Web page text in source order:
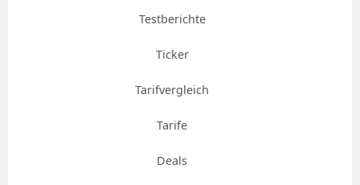
Testberichte
Ticker
Tarifvergleich
Tarife
Deals